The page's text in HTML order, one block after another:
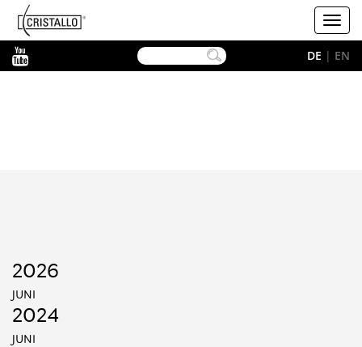
Cristallo
DE | EN
2026
JUNI
2024
JUNI